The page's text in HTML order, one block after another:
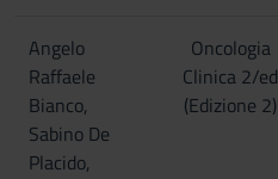
Angelo
Raffaele
Bianco,
Sabino De
Placido,
Oncologia
Clinica 2/ed
(Edizione 2)